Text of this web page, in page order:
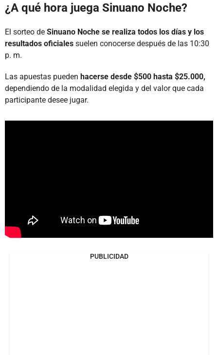
¿A qué hora juega Sinuano Noche?
El sorteo de Sinuano Noche se realiza todos los días y los
resultados oficiales suelen conocerse después de las 10:30
p. m.
Las apuestas pueden hacerse desde $500 hasta $25.000,
dependiendo de la modalidad elegida y del valor que cada
participante desee jugar.
PUBLICIDAD